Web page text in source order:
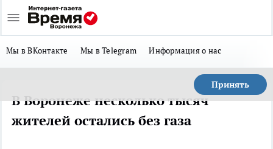
Мы в ВКонтакте Мы в Telegram Информация о нас
Принять
В Воронеже несколько тысяч
жителей остались без газа